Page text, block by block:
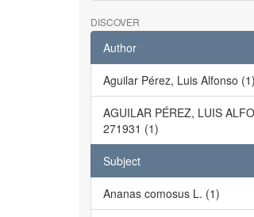
DISCOVER
Author
Aguilar Pérez, Luis Alfonso (1)
AGUILAR PÉREZ, LUIS
271931 (1)
Subject
Ananas comosus L. (1)